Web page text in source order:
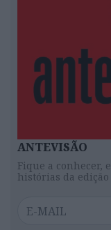
ANTEVISÃO
Fique a conhecer,
histórias da